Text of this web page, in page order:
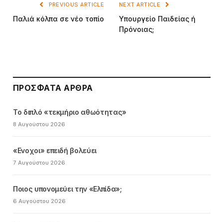
PREVIOUS ARTICLE
Παλιά κόλπα σε νέο τοπίο
NEXT ARTICLE
Υπουργείο Παιδείας ή
Πρόνοιας;
ΠΡΌΣΦΑΤΑ ΆΡΘΡΑ
Το διπλό «τεκμήριο αθωότητας»
8 Αυγούστου 2026
«Ενοχοι» επειδή βολεύει
7 Αυγούστου 2026
Ποιος υπονομεύει την «Ελπίδα»;
6 Αυγούστου 2026